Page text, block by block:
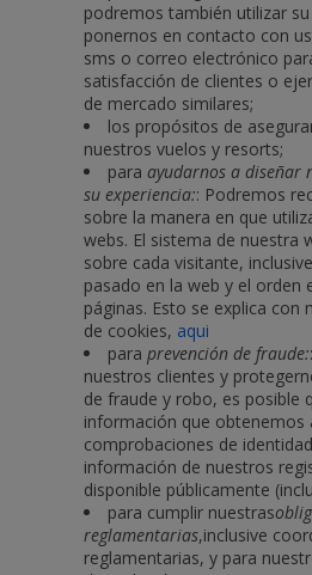
podremos también utilizar
ponernos en contacto con
sms o correo electrónico
satisfacción de clientes o
de mercado similares;
los propósitos de
nuestros vuelos y resorts;
para ayudarnos a diseñar
su experiencia:: Podremos
sobre la manera en que
webs. El sistema de nuestra
sobre cada visitante,
pasado en la web y el orden
páginas. Esto se explica con
de cookies, aqui
para prevención de fraude:
nuestros clientes y
de fraude y robo, es posible
información que obtenemos
comprobaciones de
información de nuestros
disponible públicamente
para cumplir nuestras
reglamentarias,inclusive
reglamentarias, y para